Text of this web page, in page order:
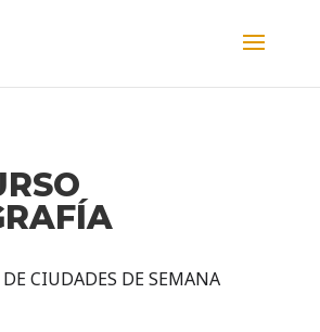
DE CIUDADES DE SEMANA